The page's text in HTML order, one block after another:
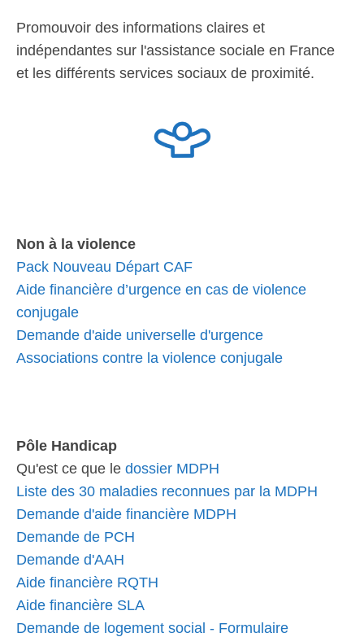
Promouvoir des informations claires et
indépendantes sur l'assistance sociale en France
et les différents services sociaux de proximité.
Non à la violence
Pack Nouveau Départ CAF
Aide financière d’urgence en cas de violence
conjugale
Demande d'aide universelle d'urgence
Associations contre la violence conjugale
Pôle Handicap
Qu'est ce que le dossier MDPH
Liste des 30 maladies reconnues par la MDPH
Demande d'aide financière MDPH
Demande de PCH
Demande d'AAH
Aide financière RQTH
Aide financière SLA
Demande de logement social - Formulaire